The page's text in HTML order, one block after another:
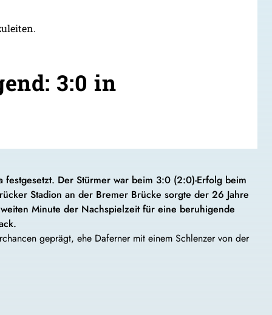
3:0 in
Der Stürmer war beim 3:0 (2:0)-Erfolg beim
Stadion an der Bremer Brücke sorgte der 26 Jahre
Minute der Nachspielzeit für eine beruhigende
geprägt, ehe Daferner mit einem Schlenzer von der